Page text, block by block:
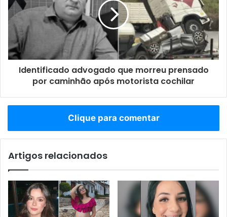
Identificado advogado que morreu prensado
por caminhão após motorista cochilar
Clique para comentar
Artigos relacionados